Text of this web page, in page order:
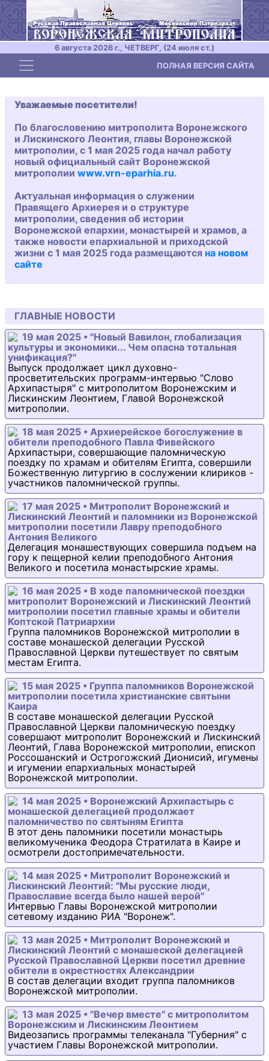
6 августа 2026 г., ЧЕТВЕРГ, (24 июля ст.)
Toggle navigation ПОЛНАЯ ВЕРСИЯ САЙТА
Уважаемые посетители!
По благословению митрополита Воронежского
и Лискинского Леонтия, главы Воронежской
митрополии, с 1 мая 2025 года начал работу
новый официальный сайт Воронежской
митрополии www.vrn-eparhia.ru.
Актуальная информация о служении
Правящего Архиерея и о структуре
митрополии, сведения об истории
Воронежской епархии, монастырей и храмов, а
также новости епархиальной и приходской
жизни с 1 мая 2025 года размещаются на новом
сайте
ГЛАВНЫЕ НОВОСТИ
19 мая 2025 • "Новый Вавилон, глобализация
культуры и экономики... Чем опасна тотальная
унификация?"
Выпуск продолжает цикл духовно-
просветительских программ-интервью "Слово
Архипастыря" с митрополитом Воронежским и
Лискинским Леонтием, Главой Воронежской
митрополии.
18 мая 2025 • Архиерейское богослужение в
обители преподобного Павла Фивейского
Архипастыри, совершающие паломническую
поездку по храмам и обителям Египта, совершили
Божественную литургию в сослужении клириков -
участников паломнической группы.
17 мая 2025 • Митрополит Воронежский и
Лискинский Леонтий и паломники из Воронежской
митрополии посетили Лавру преподобного
Антония Великого
Делегация монашествующих совершила подъем на
гору к пещерной келии преподобного Антония
Великого и посетила монастырские храмы.
16 мая 2025 • В ходе паломнической поездки
митрополит Воронежский и Лискинский Леонтий
митрополии посетил главные храмы и обители
Коптской Патриархии
Группа паломников Воронежской митрополии в
составе монашеской делегации Русской
Православной Церкви путешествует по святым
местам Египта.
15 мая 2025 • Группа паломников Воронежской
митрополии посетила христианские святыни
Каира
В составе монашеской делегации Русской
Православной Церкви паломническую поездку
совершают митрополит Воронежский и Лискинский
Леонтий, Глава Воронежской митрополии, епископ
Россошанский и Острогожский Дионисий, игумены
и игумении епархиальных монастырей
Воронежской митрополии.
14 мая 2025 • Воронежский Архипастырь с
монашеской делегацией продолжает
паломничество по святыням Египта
В этот день паломники посетили монастырь
великомученика Феодора Стратилата в Каире и
осмотрели достопримечательности.
14 мая 2025 • Митрополит Воронежский и
Лискинский Леонтий: "Мы русские люди,
Православие всегда было нашей верой"
Интервью Главы Воронежской митрополии
сетевому изданию РИА "Воронеж".
13 мая 2025 • Митрополит Воронежский и
Лискинский Леонтий с монашеской делегацией
Русской Православной Церкви посетил древние
обители в окрестностях Александрии
В состав делегации входит группа паломников
Воронежской митрополии.
13 мая 2025 • "Вечер вместе" с митрополитом
Воронежским и Лискинским Леонтием
Видеозапись программы телеканала "Губерния" с
участием Главы Воронежской митрополии.